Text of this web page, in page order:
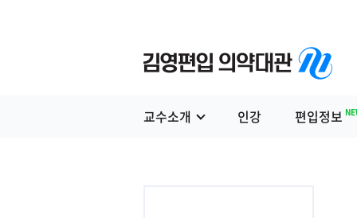
교수소개 인강 편입정보